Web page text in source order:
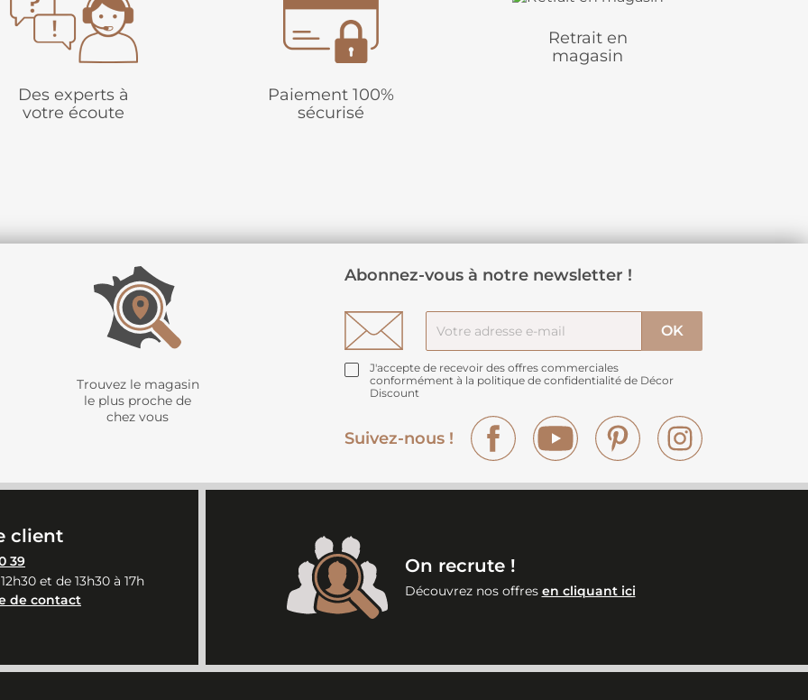
Des experts à
votre écoute
Paiement 100%
sécurisé
Retrait en
magasin
Trouvez le magasin
le plus proche de
chez vous
Abonnez-vous à notre newsletter !
J'accepte de recevoir des offres commerciales
conformément à la politique de confidentialité de Décor
Discount
Suivez-nous !
Facebook YouTube Pinterest
client
39
et de 13h30 à 17h
de contact
On recrute !
Découvrez nos offres en cliquant ici